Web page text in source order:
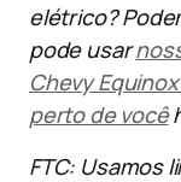
elétrico?
pode usar
Chevy
perto de você
FTC: Usamos